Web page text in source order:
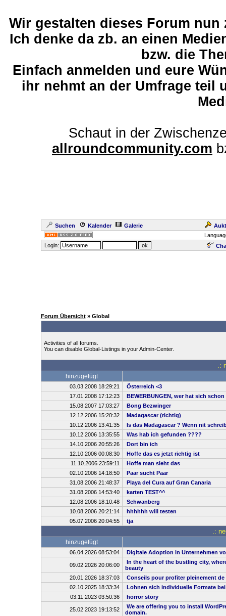
Wir gestalten dieses Forum
Ich denke da zb. an einen
bzw. die
Einfach anmelden und eure
ihr nehmt an der Umfrage teil
Schaut in der
allroundcommunity.com
Suchen Kalender Galerie
Login:
Forum Übersicht» Global
Activities of all forums.
You can disable Global-Listings in your Admin-Center.
.:
hinzugefügt
03.03.2008 18:29:21
Österreich <3
17.01.2008 17:12:23
BEWERBUNGEN, wer hat sich
15.08.2007 17:03:27
Bong Bezwinger
12.12.2006 15:20:32
Madagascar (richtig)
10.12.2006 13:41:35
Is das Madagascar ? Wenn nit
10.12.2006 13:35:55
Was hab ich gefunden ????
14.10.2006 20:55:26
Dort bin ich
12.10.2006 00:08:30
Hoffe das es jetzt richtig ist
11.10.2006 23:59:11
Hoffe man sieht das
02.10.2006 14:18:50
Paar sucht Paar
31.08.2006 21:48:37
Playa del Cura auf Gran Canaria
31.08.2006 14:53:40
karten TEST^^
12.08.2006 18:10:48
Schwanberg
10.08.2006 20:21:14
hhhhhh will testen
05.07.2006 20:04:55
tja
.:
hinzugefügt
06.04.2026 08:53:04 Digitale Adoption in Unternehmen
09.02.2026 20:06:00
In the heart of the bustling city,
beauty
20.01.2026 18:37:03
Conseils pour profiter pleinement de
02.10.2025 18:33:34
Lohnen sich individuelle Formate
03.11.2023 03:50:36
horror story
25.02.2023 19:13:52
We are offering you to install
domain.